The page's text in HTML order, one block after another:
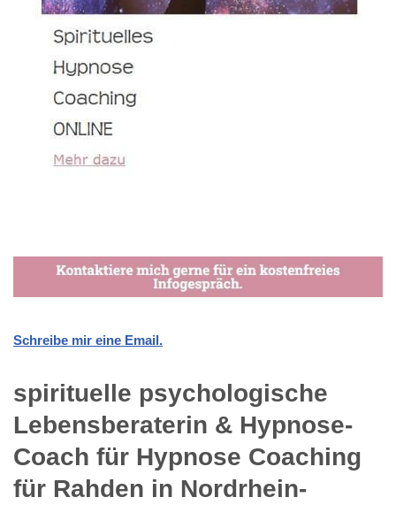
Schreibe mir eine Email.
spirituelle psychologische
Lebensberaterin & Hypnose-
Coach für Hypnose Coaching
für Rahden in Nordrhein-